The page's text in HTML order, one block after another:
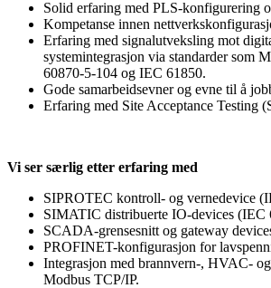
Solid erfaring med PLS-konfigurering
Kompetanse innen
Erfaring med signalutveksling mot
systemintegrasjon via standarder som
60870-5-104 og IEC 61850.
Gode samarbeidsevner og evne til å
Erfaring med Site Acceptance Testing
Vi ser særlig etter erfaring med
SIPROTEC kontroll- og vernedevice
SIMATIC distribuerte IO-devices (IEC
SCADA-grensesnitt og gateway
PROFINET-konfigurasjon for
Integrasjon med brannvern-, HVAC-
Modbus TCP/IP.